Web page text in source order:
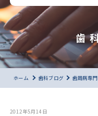
歯
ホーム 歯科ブログ 歯周病専
2012年5月14日